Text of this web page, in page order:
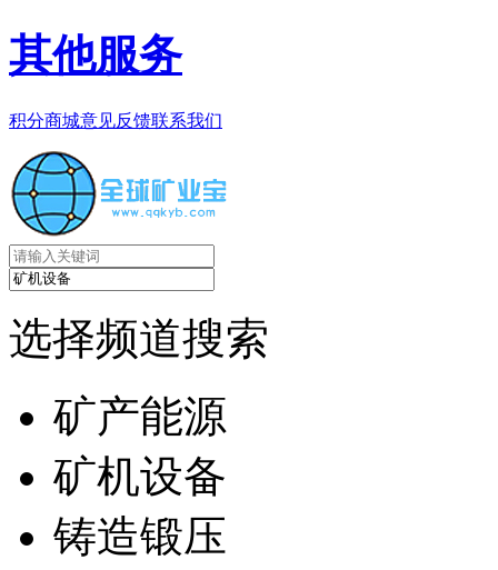
其他服务
积分商城意见反馈联系我们
选择频道搜索
矿产能源
矿机设备
铸造锻压